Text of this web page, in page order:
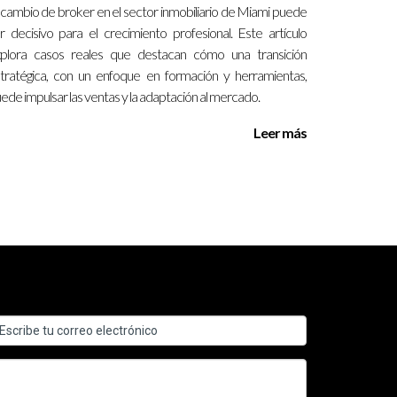
nuevo grupo desde el principio.
del mercado en Tampa. Si sientes que tu
en contacto conmigo al
cambio de broker en el sector inmobiliario de Miami puede
decisivo para el crecimiento profesional. Este artículo
casos reales que destacan cómo una transición
con un enfoque en formación y herramientas,
impulsar las ventas y la adaptación al mercado.
Leer más